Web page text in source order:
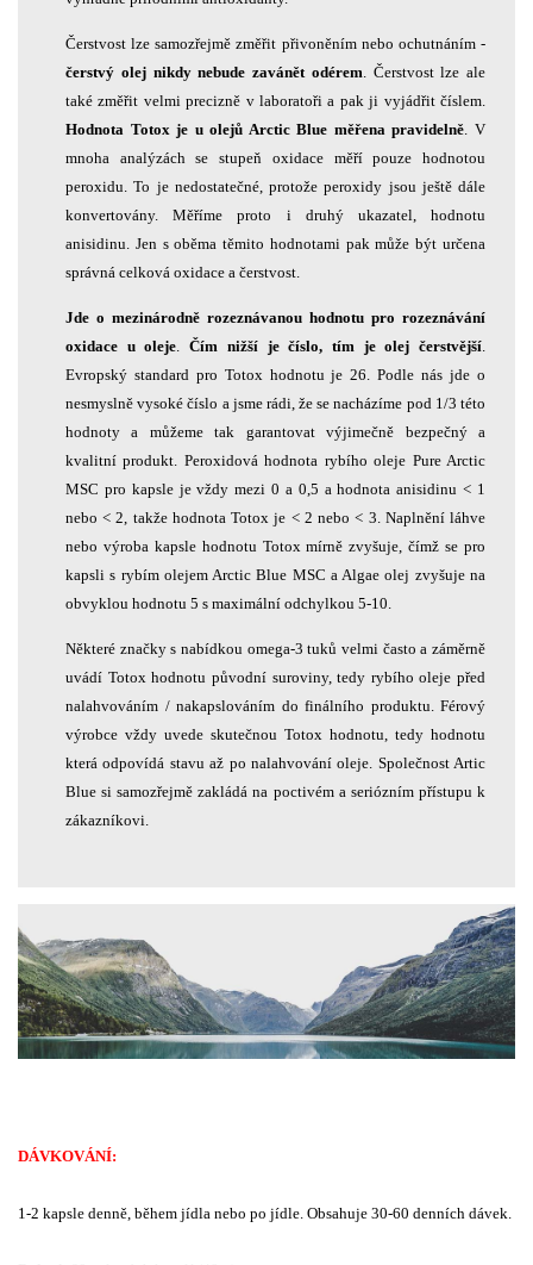
Čerstvost lze samozřejmě změřit přivoněním nebo ochutnáním -
čerstvý olej nikdy nebude zavánět odérem. Čerstvost lze ale
také změřit velmi precizně v laboratoři a pak ji vyjádřit číslem.
Hodnota Totox je u olejů Arctic Blue měřena pravidelně. V
mnoha analýzách se stupeň oxidace měří pouze hodnotou
peroxidu. To je nedostatečné, protože peroxidy jsou ještě dále
konvertovány. Měříme proto i druhý ukazatel, hodnotu
anisidinu. Jen s oběma těmito hodnotami pak může být určena
správná celková oxidace a čerstvost.
Jde o mezinárodně rozeznávanou hodnotu pro rozeznávání
oxidace u oleje.Čím nižší je číslo, tím je olej čerstvější.
Evropský standard pro Totox hodnotu je 26. Podle nás jde o
nesmyslně vysoké číslo a jsme rádi, že se nacházíme pod 1/3 této
hodnoty a můžeme tak garantovat výjimečně bezpečný a
kvalitní produkt. Peroxidová hodnota rybího oleje Pure Arctic
MSC pro kapsle je vždy mezi 0 a 0,5 a hodnota anisidinu < 1
nebo < 2, takže hodnota Totox je < 2 nebo < 3. Naplnění láhve
nebo výroba kapsle hodnotu Totox mírně zvyšuje, čímž se pro
kapsli s rybím olejem Arctic Blue MSC a Algae olej zvyšuje na
obvyklou hodnotu 5 s maximální odchylkou 5-10.
Některé značky s nabídkou omega-3 tuků velmi často a záměrně
uvádí Totox hodnotu původní suroviny, tedy rybího oleje před
nalahvováním / nakapslováním do finálního produktu. Férový
výrobce vždy uvede skutečnou Totox hodnotu, tedy hodnotu
která odpovídá stavu až po nalahvování oleje. Společnost Artic
Blue si samozřejmě zakládá na poctivém a seriózním přístupu k
zákazníkovi.
DÁVKOVÁNÍ:
1-2 kapsle denně, během jídla nebo po jídle. Obsahuje 30-60 denních dávek.